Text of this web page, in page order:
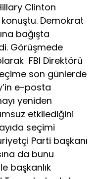
Clinton
Demokrat
bağışta
Görüşmede
FBI Direktörü
son günlerde
e-posta
yeniden
etkilediğini
seçimi
Parti başkanı
da bunu
başkanlık